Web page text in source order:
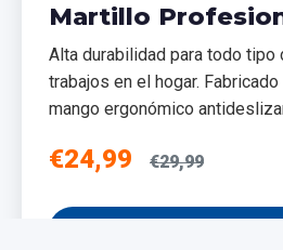
Martillo
Alta durabilidad para todo tipo
trabajos en el hogar.
mango ergonómico
€24,99 €29,99